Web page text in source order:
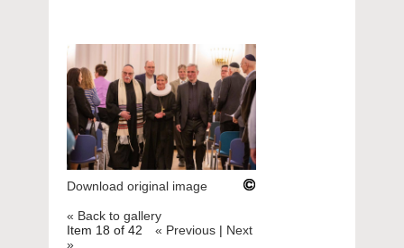
Download original image
« Back to gallery
Item 18 of 42
« Previous | Next
»